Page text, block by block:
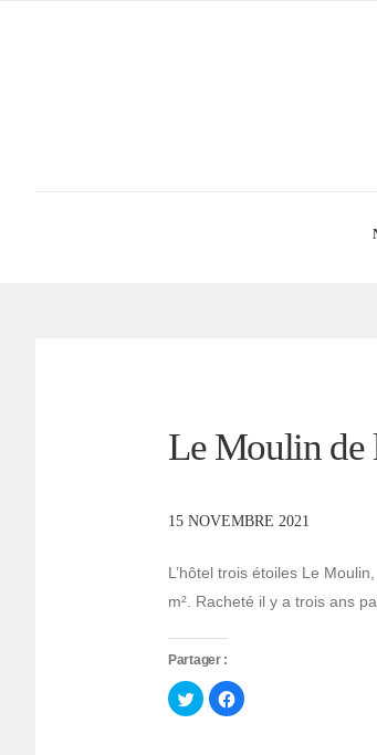
Le Moulin de
15 NOVEMBRE 2021
L’hôtel trois étoiles Le
m². Racheté il y a trois ans
Partager :
Cliquez
pour
partager
Cliquez
pour